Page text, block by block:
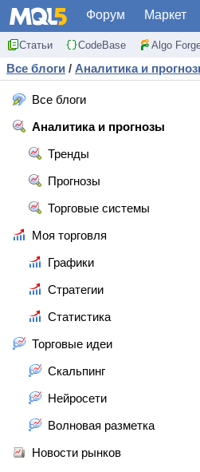
Форум Маркет
Статьи CodeBase Algo
Все блоги / Аналитика и
Все блоги
Аналитика и прогнозы
Тренды
Прогнозы
Торговые системы
Моя торговля
Графики
Стратегии
Статистика
Торговые идеи
Скальпинг
Нейросети
Волновая разметка
Новости рынков